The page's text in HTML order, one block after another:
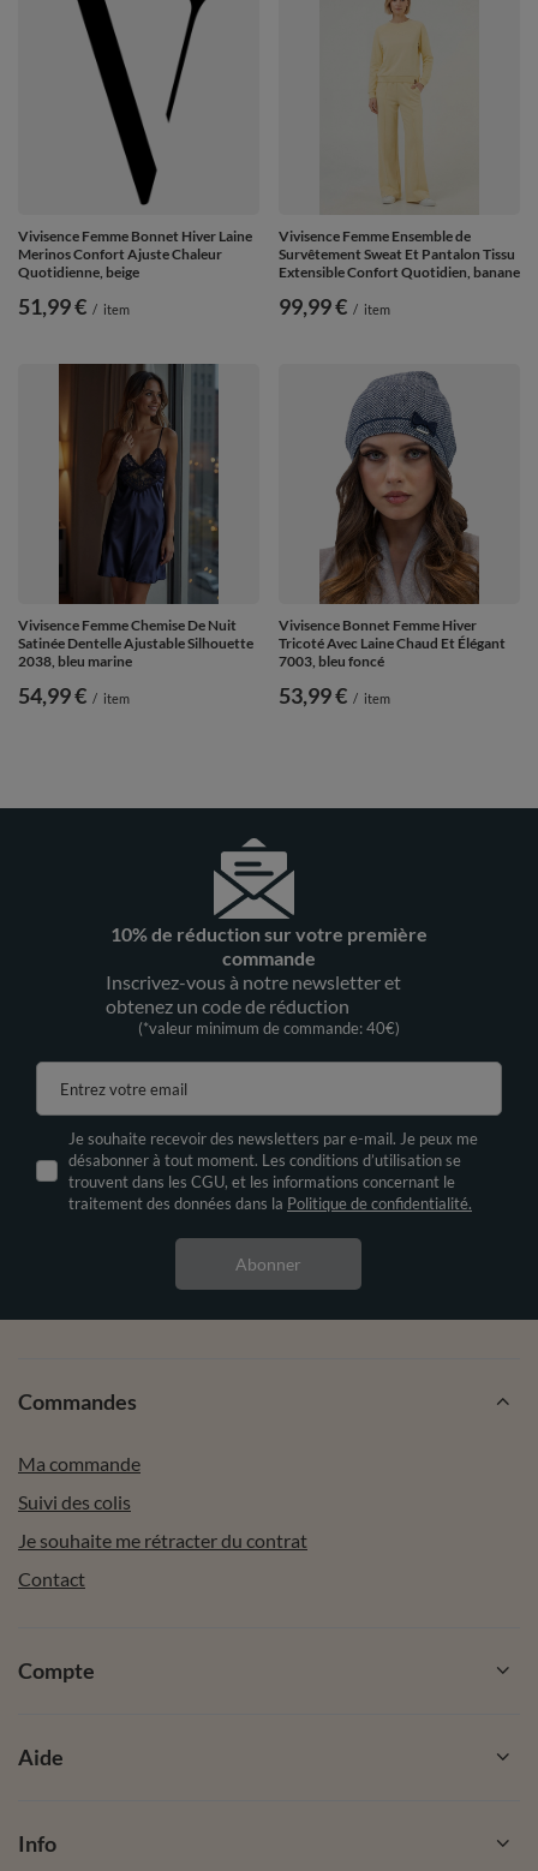
Vivisence Femme Bonnet Hiver Laine
Merinos Confort Ajuste Chaleur
Quotidienne, beige
51,99 € / item
Vivisence Femme Ensemble de
Survêtement Sweat Et Pantalon Tissu
Extensible Confort Quotidien, banane
99,99 € / item
Vivisence Femme Chemise De Nuit
Satinée Dentelle Ajustable Silhouette
2038, bleu marine
54,99 € / item
Vivisence Bonnet Femme Hiver
Tricoté Avec Laine Chaud Et Élégant
7003, bleu foncé
53,99 € / item
10% de réduction sur votre première
commande
Inscrivez-vous à notre newsletter et
obtenez un code de réduction
(*valeur minimum de commande: 40€)
Entrez votre email
Je souhaite recevoir des newsletters par e-mail. Je peux me
désabonner à tout moment. Les conditions d’utilisation se
trouvent dans les CGU, et les informations concernant le
traitement des données dans la Politique de confidentialité.
Abonner
Commandes
Ma commande
Suivi des colis
Je souhaite me rétracter du contrat
Contact
Compte
Aide
Info